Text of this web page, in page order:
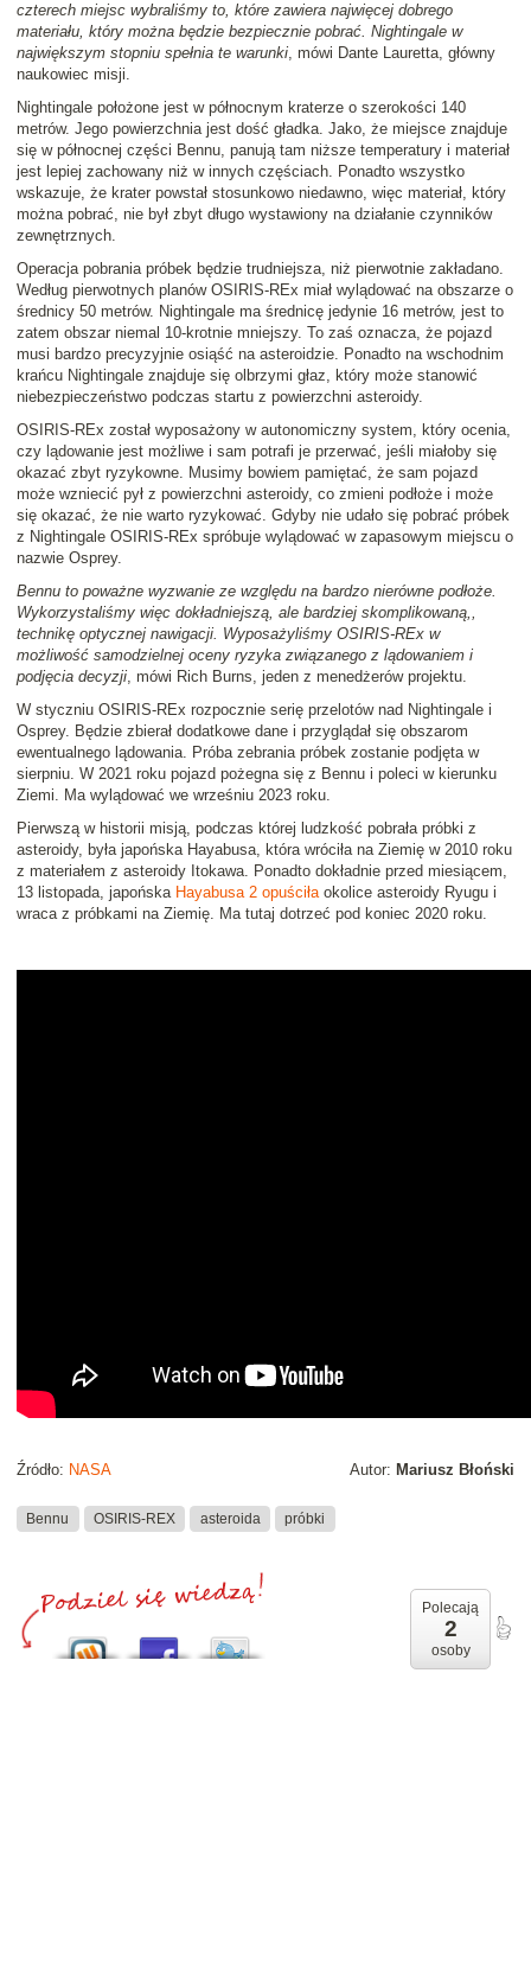
czterech miejsc wybraliśmy to, które zawiera najwięcej dobrego
materiału, który można będzie bezpiecznie pobrać. Nightingale w
największym stopniu spełnia te warunki, mówi Dante Lauretta, główny
naukowiec misji.
Nightingale położone jest w północnym kraterze o szerokości 140
metrów. Jego powierzchnia jest dość gładka. Jako, że miejsce znajduje
się w północnej części Bennu, panują tam niższe temperatury i materiał
jest lepiej zachowany niż w innych częściach. Ponadto wszystko
wskazuje, że krater powstał stosunkowo niedawno, więc materiał, który
można pobrać, nie był zbyt długo wystawiony na działanie czynników
zewnętrznych.
Operacja pobrania próbek będzie trudniejsza, niż pierwotnie zakładano.
Według pierwotnych planów OSIRIS-REx miał wylądować na obszarze o
średnicy 50 metrów. Nightingale ma średnicę jedynie 16 metrów, jest to
zatem obszar niemal 10-krotnie mniejszy. To zaś oznacza, że pojazd
musi bardzo precyzyjnie osiąść na asteroidzie. Ponadto na wschodnim
krańcu Nightingale znajduje się olbrzymi głaz, który może stanowić
niebezpieczeństwo podczas startu z powierzchni asteroidy.
OSIRIS-REx został wyposażony w autonomiczny system, który ocenia,
czy lądowanie jest możliwe i sam potrafi je przerwać, jeśli miałoby się
okazać zbyt ryzykowne. Musimy bowiem pamiętać, że sam pojazd
może wzniecić pył z powierzchni asteroidy, co zmieni podłoże i może
się okazać, że nie warto ryzykować. Gdyby nie udało się pobrać próbek
z Nightingale OSIRIS-REx spróbuje wylądować w zapasowym miejscu o
nazwie Osprey.
Bennu to poważne wyzwanie ze względu na bardzo nierówne podłoże.
Wykorzystaliśmy więc dokładniejszą, ale bardziej skomplikowaną,,
technikę optycznej nawigacji. Wyposażyliśmy OSIRIS-REx w
możliwość samodzielnej oceny ryzyka związanego z lądowaniem i
podjęcia decyzji, mówi Rich Burns, jeden z menedżerów projektu.
W styczniu OSIRIS-REx rozpocznie serię przelotów nad Nightingale i
Osprey. Będzie zbierał dodatkowe dane i przyglądał się obszarom
ewentualnego lądowania. Próba zebrania próbek zostanie podjęta w
sierpniu. W 2021 roku pojazd pożegna się z Bennu i poleci w kierunku
Ziemi. Ma wylądować we wrześniu 2023 roku.
Pierwszą w historii misją, podczas której ludzkość pobrała próbki z
asteroidy, była japońska Hayabusa, która wróciła na Ziemię w 2010 roku
z materiałem z asteroidy Itokawa. Ponadto dokładnie przed miesiącem,
13 listopada, japońska Hayabusa 2 opuściłaokolice asteroidy Ryugu i
wraca z próbkami na Ziemię. Ma tutaj dotrzeć pod koniec 2020 roku.
Autor: Mariusz Błoński
Źródło: NASA
Bennu OSIRIS-REX asteroida próbki
Polecają
2
osoby